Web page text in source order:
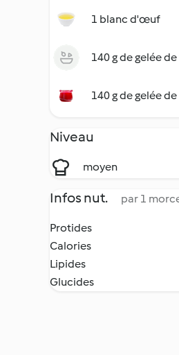
1 blanc d'œuf
140 g de gelée
140 g de gelée
Niveau
moyen
Infos nut. par 1
Protides
Calories
Lipides
Glucides